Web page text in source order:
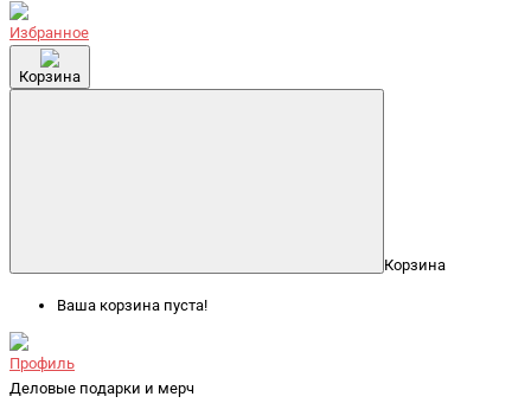
Избранное
Корзина
Корзина
Ваша корзина пуста!
Профиль
Деловые подарки и мерч